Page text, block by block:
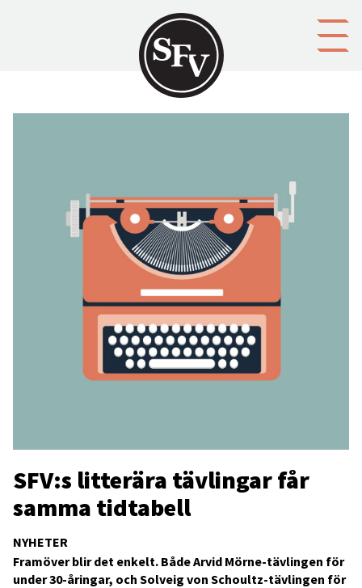
NYHETER
SFV:s litterära tävlingar får
samma tidtabell
Framöver blir det enkelt. Både Arvid Mörne-tävlingen för
under 30-åringar, och Solveig von Schoultz-tävlingen för